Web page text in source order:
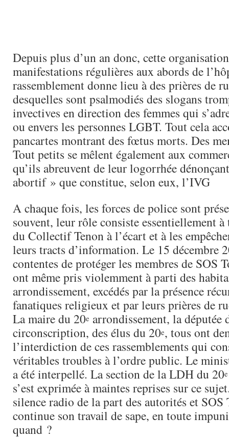
Depuis plus d’un an donc, cette
manifestations régulières aux abords de
rassemblement donne lieu à des prières de
desquelles sont psalmodiés des slogans
invectives en direction des femmes qui
ou envers les personnes LGBT. Tout cela
pancartes montrant des fœtus morts. Des
Tout petits se mêlent également aux
qu’ils abreuvent de leur logorrhée
abortif » que constitue, selon eux, l’IVG
A chaque fois, les forces de police sont
souvent, leur rôle consiste essentiellement
du Collectif Tenon à l’écart et à les
leurs tracts d’information. Le 15 décembre
contentes de protéger les membres de SOS
ont même pris violemment à parti des
arrondissement, excédés par la présence
fanatiques religieux et par leurs prières de
La maire du 20e arrondissement, la députée
circonscription, des élus du 20e, tous ont
l’interdiction de ces rassemblements qui
véritables troubles à l’ordre public. Le
a été interpellé. La section de la LDH du 20e
s’est exprimée à maintes reprises sur ce
silence radio de la part des autorités et SOS
continue son travail de sape, en toute
quand ?